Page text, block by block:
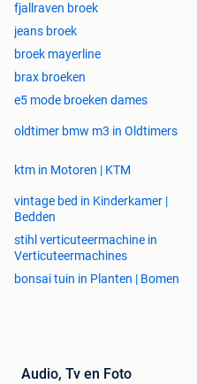
fjallraven broek
jeans broek
broek mayerline
brax broeken
e5 mode broeken dames
oldtimer bmw m3 in Oldtimers
ktm in Motoren | KTM
vintage bed in Kinderkamer |
Bedden
stihl verticuteermachine in
Verticuteermachines
bonsai tuin in Planten | Bomen
Audio, Tv en Foto